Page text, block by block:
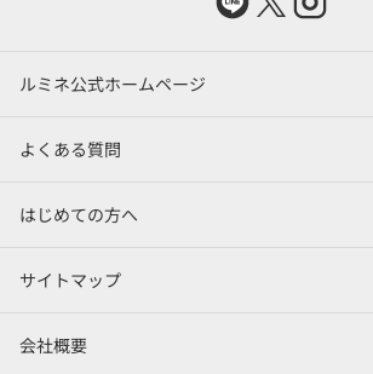
ルミネ公式ホームページ
よくある質問
はじめての方へ
サイトマップ
会社概要